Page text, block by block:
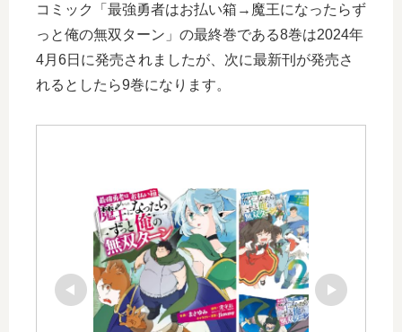
コミック「最強勇者はお払い箱→魔王になったらず
っと俺の無双ターン」の最終巻である8巻は2024年
4月6日に発売されましたが、次に最新刊が発売さ
れるとしたら9巻になります。